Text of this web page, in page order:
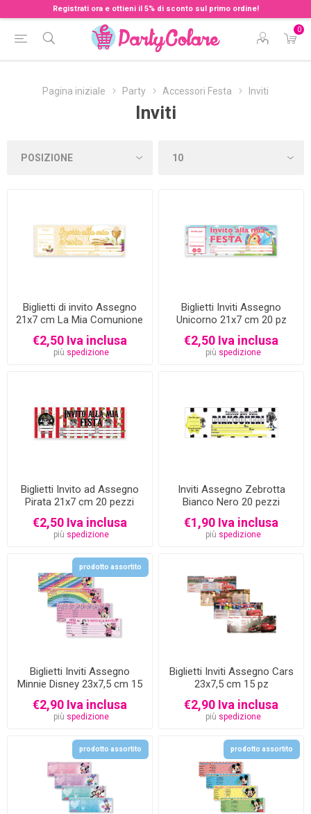
Registrati ora e ottieni il 5% di sconto sul primo ordine!
0
Pagina iniziale Party Accessori Festa Inviti
Inviti
Biglietti di invito Assegno
21x7 cm La Mia Comunione
20 pz
€2,50 Iva inclusa
più spedizione
Biglietti Inviti Assegno
Unicorno 21x7 cm 20 pz
€2,50 Iva inclusa
più spedizione
Biglietti Invito ad Assegno
Pirata 21x7 cm 20 pezzi
€2,50 Iva inclusa
più spedizione
Inviti Assegno Zebrotta
Bianco Nero 20 pezzi
€1,90 Iva inclusa
più spedizione
prodotto assortito
Biglietti Inviti Assegno
Minnie Disney 23x7,5 cm 15
€2,90 Iva inclusa
più spedizione
Biglietti Inviti Assegno Cars
23x7,5 cm 15 pz
€2,90 Iva inclusa
più spedizione
prodotto assortito prodotto assortito